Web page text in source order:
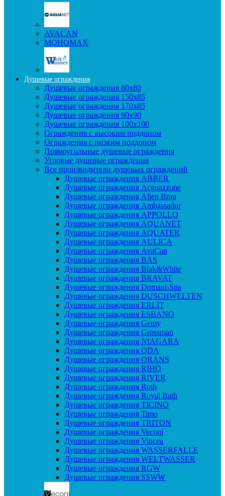
AVACAN
МОНОМАХ
Душевые ограждения
Душевые ограждения 80x80
Душевые ограждения 150x85
Душевые ограждения 170x85
Душевые ограждения 90x90
Душевые ограждения 100x100
Ограждения с высоким поддоном
Ограждения с низким поддоном
Прямоугольные душевые ограждения
Угловые душевые ограждения
Все производители душевых ограждений
Душевые ограждения ABBER
Душевые ограждения Acguazzone
Душевые ограждения Allen Brau
Душевые ограждения Ambassador
Душевые ограждения APPOLLO
Душевые ограждения AQUANET
Душевые ограждения AQUATEK
Душевые ограждения AULICA
Душевые ограждения AvaCan
Душевые ограждения BAS
Душевые ограждения Blak&White
Душевые ограждения BRAVAT
Душевые ограждения Domani-Spa
Душевые ограждения DUSCHWELTEN
Душевые ограждения ERLIT
Душевые ограждения ESBANO
Душевые ограждения Gemy
Душевые ограждения Grossman
Душевые ограждения NIAGARA
Душевые ограждения ODA
Душевые ограждения ORANS
Душевые ограждения RIHO
Душевые ограждения RIVER
Душевые ограждения Roth
Душевые ограждения Royal Bath
Душевые ограждения TICINO
Душевые ограждения Timo
Душевые ограждения TRITON
Душевые ограждения Veconi
Душевые ограждения Vincea
Душевые ограждения WASSERFALLE
Душевые ограждения WELTWASSER
Душевые ограждения RGW
Душевые ограждения SSWW